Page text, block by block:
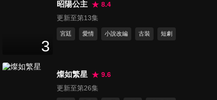
第11集
13
3
昭陽公主
8.4
更新至第13集
宮廷 愛情 小說改編 古裝 短劇
燦如繁星
9.6
更新至第26集